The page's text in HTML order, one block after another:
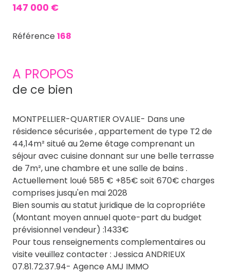
147 000 €
Référence168
A PROPOS
de ce bien
MONTPELLIER-QUARTIER OVALIE- Dans une
résidence sécurisée , appartement de type T2 de
44,14m² situé au 2eme étage comprenant un
séjour avec cuisine donnant sur une belle terrasse
de 7m², une chambre et une salle de bains .
Actuellement loué 585 € +85€ soit 670€ charges
comprises jusqu'en mai 2028
Bien soumis au statut juridique de la copropriéte
(Montant moyen annuel quote-part du budget
prévisionnel vendeur) :1433€
Pour tous renseignements complementaires ou
visite veuillez contacter : Jessica ANDRIEUX
07.81.72.37.94- Agence AMJ IMMO